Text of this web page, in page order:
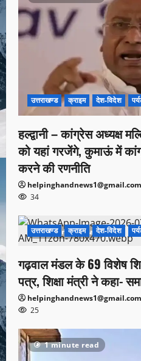
उत्तराखण्ड क्राइम देश-विदेश
हल्द्वानी – कांग्रेस अध्यक्ष
को यहां गरजेंगे, कुमाऊं में
करने की रणनीति
helpinghandnews1@gmail.com
34
1 minute read
उत्तराखण्ड क्राइम देश-विदेश
गढ़वाल मंडल के 69 विशेष
पत्र, शिक्षा मंत्री ने कहा-
helpinghandnews1@gmail.com
25
1 minute read